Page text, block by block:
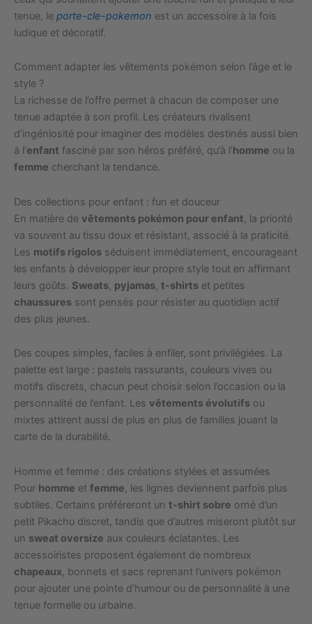
tenue, le porte-cle-pokemon est un accessoire à la fois
ludique et décoratif.
Comment adapter les vêtements pokémon selon l’âge et le
style ?
La richesse de l’offre permet à chacun de composer une
tenue adaptée à son profil. Les créateurs rivalisent
d’ingéniosité pour imaginer des modèles destinés aussi bien
à l’enfant fasciné par son héros préféré, qu’à l’homme ou la
femme cherchant la tendance.
Des collections pour enfant : fun et douceur
En matière de vêtements pokémon pour enfant, la priorité
va souvent au tissu doux et résistant, associé à la praticité.
Les motifs rigolos séduisent immédiatement, encourageant
les enfants à développer leur propre style tout en affirmant
leurs goûts. Sweats, pyjamas, t-shirts et petites
chaussures sont pensés pour résister au quotidien actif
des plus jeunes.
Des coupes simples, faciles à enfiler, sont privilégiées. La
palette est large : pastels rassurants, couleurs vives ou
motifs discrets, chacun peut choisir selon l’occasion ou la
personnalité de l’enfant. Les vêtements évolutifs ou
mixtes attirent aussi de plus en plus de familles jouant la
carte de la durabilité.
Homme et femme : des créations stylées et assumées
Pour homme et femme, les lignes deviennent parfois plus
subtiles. Certains préféreront un t-shirt sobre orné d’un
petit Pikachu discret, tandis que d’autres miseront plutôt sur
un sweat oversize aux couleurs éclatantes. Les
accessoiristes proposent également de nombreux
chapeaux, bonnets et sacs reprenant l’univers pokémon
pour ajouter une pointe d’humour ou de personnalité à une
tenue formelle ou urbaine.